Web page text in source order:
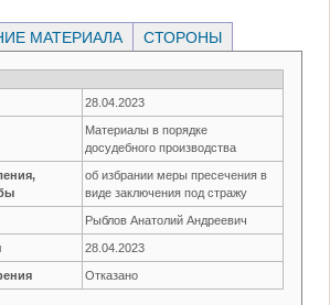
МАТЕРИАЛА СТОРОНЫ
28.04.2023
Материалы в порядке
досудебного производства
об избрании меры пресечения в
виде заключения под стражу
Рыблов Анатолий Андреевич
28.04.2023
Отказано